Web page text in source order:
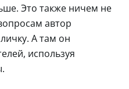
Это также ничем не
автор
А там он
используя